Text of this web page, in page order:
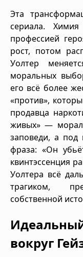
Эта
сериала.
профессией
рост, потом
Уолтер
моральных
его всё более
«против»,
продавца
живых» —
заповеди, а
фраза: «Он
квинтэссенция
Уолтера всё
трагиком,
собственной
вокруг